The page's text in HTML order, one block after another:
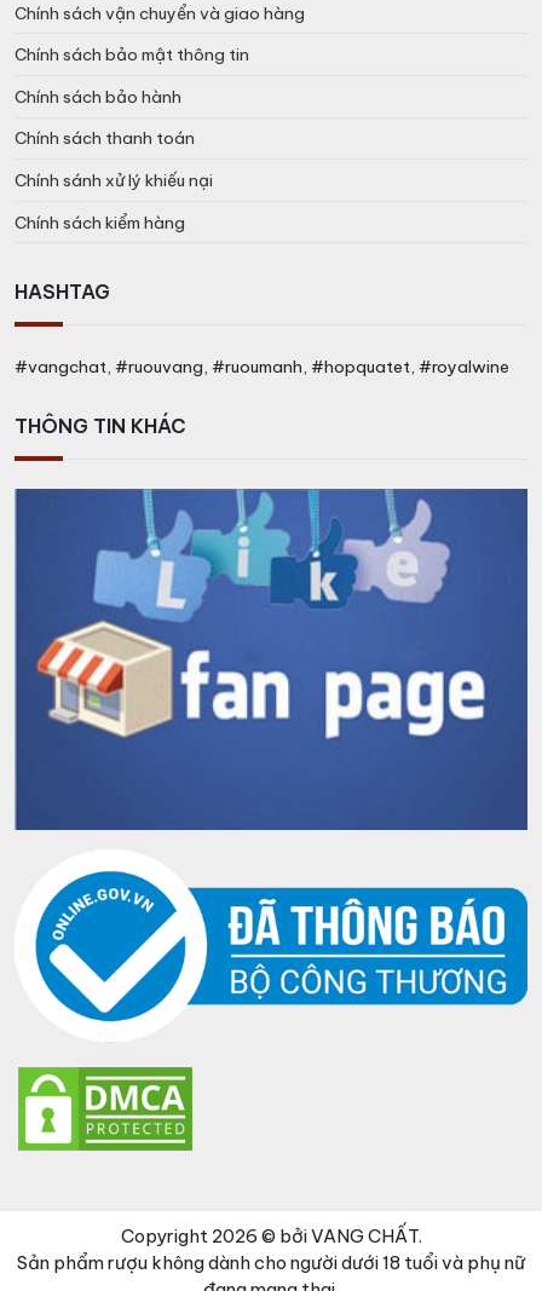
Chính sách vận chuyển và giao hàng
Chính sách bảo mật thông tin
Chính sách bảo hành
Chính sách thanh toán
Chính sánh xử lý khiếu nại
Chính sách kiểm hàng
HASHTAG
#vangchat, #ruouvang, #ruoumanh, #hopquatet, #royalwine
THÔNG TIN KHÁC
Copyright 2026 © bởi VANG CHẤT.
Sản phẩm rượu không dành cho người dưới 18 tuổi và phụ nữ